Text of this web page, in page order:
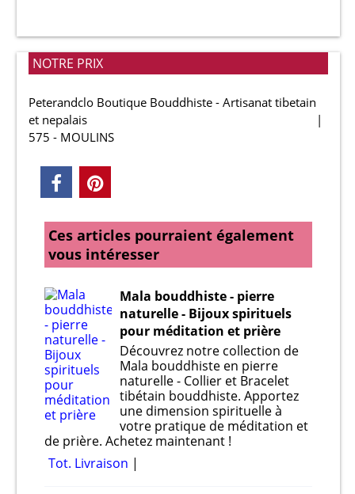
NOTRE PRIX
Peterandclo Boutique Bouddhiste - Artisanat tibetain
et nepalais
575 - MOULINS
Ces articles pourraient également
vous intéresser
Mala bouddhiste - pierre
naturelle - Bijoux spirituels
pour méditation et prière
Découvrez notre collection de
Mala bouddhiste en pierre
naturelle - Collier et Bracelet
tibétain bouddhiste. Apportez
une dimension spirituelle à
votre pratique de méditation et
de prière. Achetez maintenant !
Tot. Livraison